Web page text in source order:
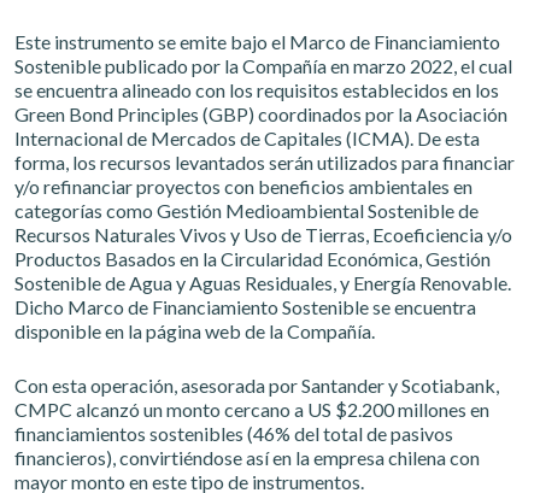
Este instrumento se emite bajo el Marco de Financiamiento
Sostenible publicado por la Compañía en marzo 2022, el cual
se encuentra alineado con los requisitos establecidos en los
Green Bond Principles (GBP) coordinados por la Asociación
Internacional de Mercados de Capitales (ICMA). De esta
forma, los recursos levantados serán utilizados para financiar
y/o refinanciar proyectos con beneficios ambientales en
categorías como Gestión Medioambiental Sostenible de
Recursos Naturales Vivos y Uso de Tierras, Ecoeficiencia y/o
Productos Basados en la Circularidad Económica, Gestión
Sostenible de Agua y Aguas Residuales, y Energía Renovable.
Dicho Marco de Financiamiento Sostenible se encuentra
disponible en la página web de la Compañía.
Con esta operación, asesorada por Santander y Scotiabank,
CMPC alcanzó un monto cercano a US $2.200 millones en
financiamientos sostenibles (46% del total de pasivos
financieros), convirtiéndose así en la empresa chilena con
mayor monto en este tipo de instrumentos.